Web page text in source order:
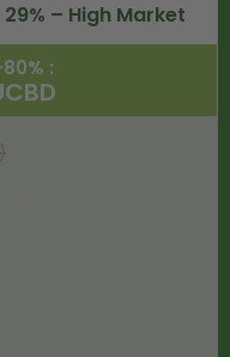
– High Market
: